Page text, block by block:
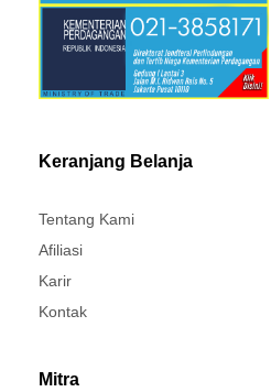
Keranjang Belanja
Tentang Kami
Afiliasi
Karir
Kontak
Mitra